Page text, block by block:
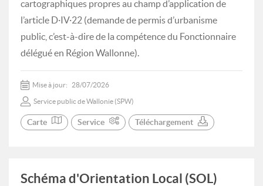
cartographiques propres au champ d’application de
l’article D·IV·22 (demande de permis d’urbanisme
public, c’est-à-dire de la compétence du Fonctionnaire
délégué en Région Wallonne).
Mise à jour: 28/07/2026
Service public de Wallonie (SPW)
Carte Service Téléchargement
Schéma d'Orientation Local (SOL)